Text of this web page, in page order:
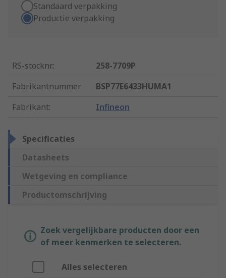
Standaard verpakking
Productie verpakking
RS-stocknr.:
258-7709P
Fabrikantnummer:
BSP77E6433HUMA1
Fabrikant: Infineon
Specificaties
Datasheets
Wetgeving en compliance
Productomschrijving
Zoek vergelijkbare producten door een
of meer kenmerken te selecteren.
Alles selecteren